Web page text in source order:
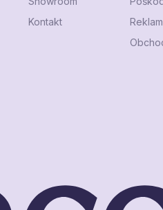
Kontakt